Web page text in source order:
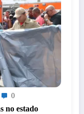
0
no estado